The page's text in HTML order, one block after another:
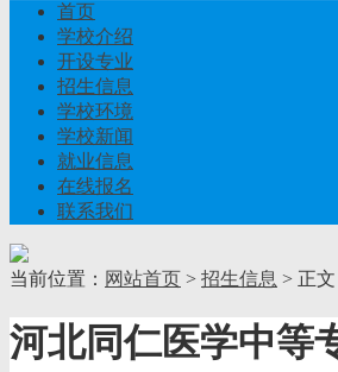
首页
学校介绍
开设专业
招生信息
学校环境
学校新闻
就业信息
在线报名
联系我们
当前位置： 网站首页 > 招生信息 > 正文
河北同仁医学中等